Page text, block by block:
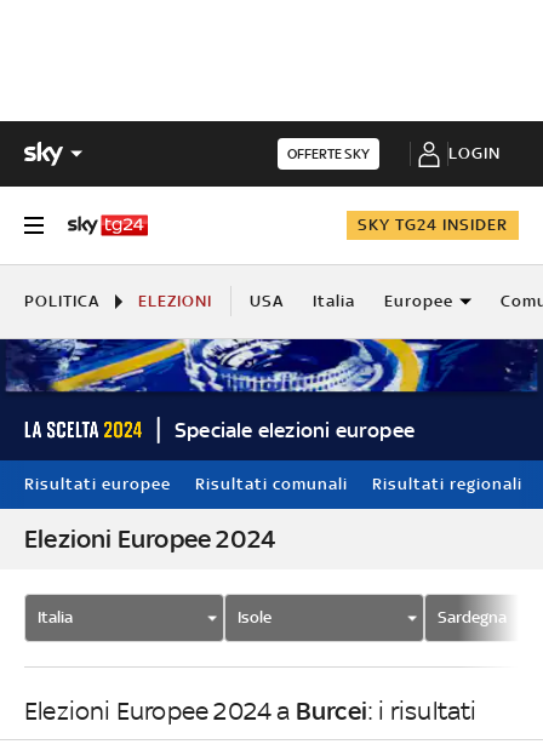
OFFERTE SKY LOGIN
SKY TG24 INSIDER
POLITICA ELEZIONI USA Italia Europee
Speciale elezioni europee
Risultati europee Risultati comunali Risultati regionali
Elezioni Europee 2024
Italia Isole Sardegna
Elezioni Europee 2024 a Burcei: i risultati